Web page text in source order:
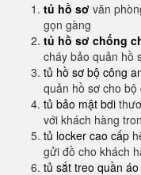
tủ hồ sơ văn
gọn gàng
tủ hồ sơ chống
cháy bảo quản hồ
tủ hồ sơ bộ công
quản hồ sơ cho
tủ bảo mật bdi
với khách hàng
tủ locker cao cấp
gửi đồ cho khách
tủ sắt treo quần áo